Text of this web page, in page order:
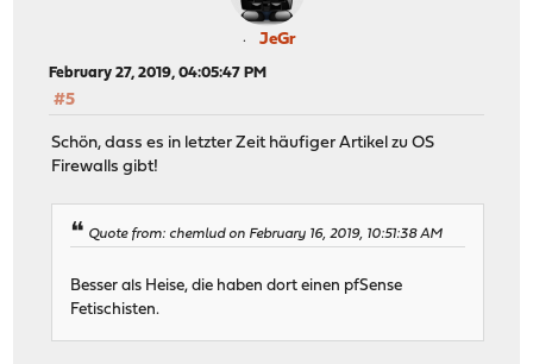
JeGr
February 27, 2019, 04:05:47 PM
#5
Schön, dass es in letzter Zeit häufiger Artikel zu OS
Firewalls gibt!
Quote from: chemlud on February 16, 2019, 10:51:38 AM
Besser als Heise, die haben dort einen pfSense
Fetischisten.